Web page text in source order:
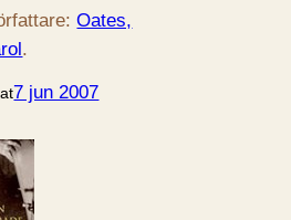
Oates,
.
7 jun 2007